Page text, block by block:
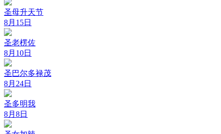
圣母升天节
8月15日
圣老楞佐
8月10日
圣巴尔多禄茂
8月24日
圣多明我
8月8日